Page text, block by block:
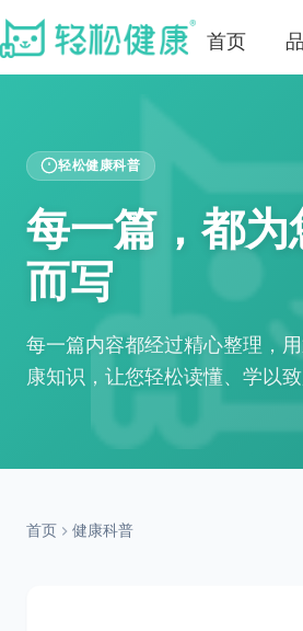
首页
轻松健康科普
每一篇，都为
而写
每一篇内容都经过精心整理，
康知识，让您轻松读懂、学以致
首页 健康科普